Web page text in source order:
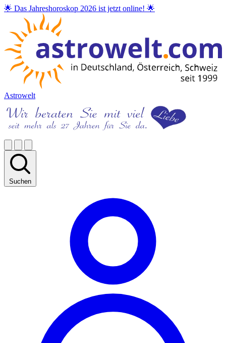
🌟 Das Jahreshoroskop 2026 ist jetzt online! 🌟
Astrowelt
Suchen